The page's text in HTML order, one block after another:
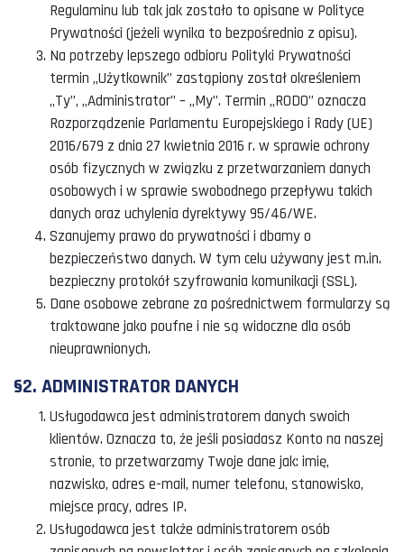
Regulaminu lub tak jak zostało to opisane w Polityce
Prywatności (jeżeli wynika to bezpośrednio z opisu).
Na potrzeby lepszego odbioru Polityki Prywatności
termin „Użytkownik” zastąpiony został określeniem
„Ty”, „Administrator” – „My”. Termin „RODO” oznacza
Rozporządzenie Parlamentu Europejskiego i Rady (UE)
2016/679 z dnia 27 kwietnia 2016 r. w sprawie ochrony
osób fizycznych w związku z przetwarzaniem danych
osobowych i w sprawie swobodnego przepływu takich
danych oraz uchylenia dyrektywy 95/46/WE.
Szanujemy prawo do prywatności i dbamy o
bezpieczeństwo danych. W tym celu używany jest m.in.
bezpieczny protokół szyfrowania komunikacji (SSL).
Dane osobowe zebrane za pośrednictwem formularzy są
traktowane jako poufne i nie są widoczne dla osób
nieuprawnionych.
§2. ADMINISTRATOR DANYCH
Usługodawca jest administratorem danych swoich
klientów. Oznacza to, że jeśli posiadasz Konto na naszej
stronie, to przetwarzamy Twoje dane jak: imię,
nazwisko, adres e-mail, numer telefonu, stanowisko,
miejsce pracy, adres IP.
Usługodawca jest także administratorem osób